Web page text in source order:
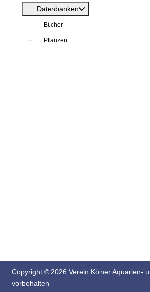
Datenbanken
Bücher
Pflanzen
Copyright © 2026 Verein Kölner Aquarien-
vorbehalten.